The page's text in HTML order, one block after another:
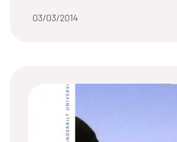
Date of the news::
03/03/2014